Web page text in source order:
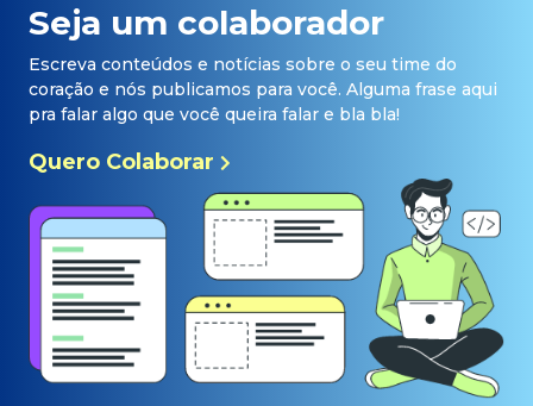
Seja um colaborador
Escreva conteúdos e notícias sobre o seu time do
coração e nós publicamos para você. Alguma frase aqui
pra falar algo que você queira falar e bla bla!
Quero Colaborar